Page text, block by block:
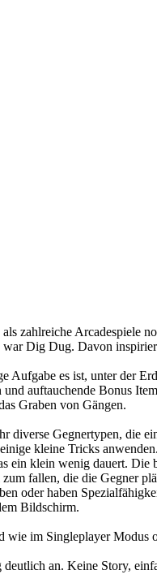
zahlreiche Arcadespiele
Dig Dug. Davon
Aufgabe es ist, unter der
auftauchende Bonus
Graben von Gängen.
diverse Gegnertypen, die
kleine Tricks
ein klein wenig dauert.
fallen, die die Gegner
oder haben
Bildschirm.
im Singleplayer Modus
an. Keine Story,